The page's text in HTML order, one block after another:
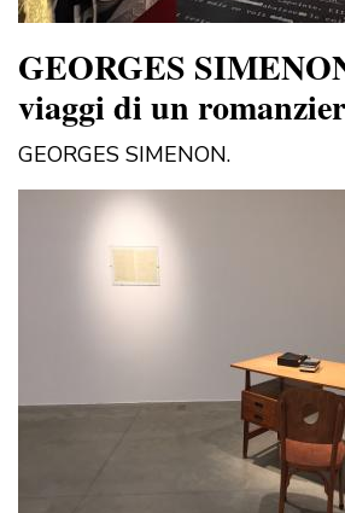
GEORGES
viaggi di un
GEORGES SIMENON.